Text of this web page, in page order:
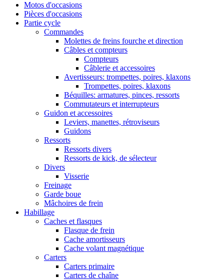
Motos d'occasions
Pièces d'occasions
Partie cycle
Commandes
Molettes de freins fourche et direction
Câbles et compteurs
Compteurs
Câblerie et accessoires
Avertisseurs: trompettes, poires, klaxons
Trompettes, poires, klaxons
Béquilles: armatures, pinces, ressorts
Commutateurs et interrupteurs
Guidon et accessoires
Leviers, manettes, rétroviseurs
Guidons
Ressorts
Ressorts divers
Ressorts de kick, de sélecteur
Divers
Visserie
Freinage
Garde boue
Mâchoires de frein
Habillage
Caches et flasques
Flasque de frein
Cache amortisseurs
Cache volant magnétique
Carters
Carters primaire
Carters de chaîne